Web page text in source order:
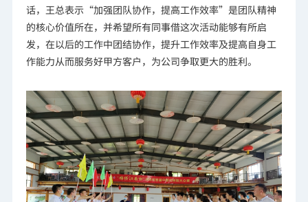
话，王总表示“加强团队协作，提高工作效率”是团队精神
的核心价值所在，并希望所有同事借这次活动能够有所启
发，在以后的工作中团结协作，提升工作效率及提高自身工
作能力从而服务好甲方客户，为公司争取更大的胜利。